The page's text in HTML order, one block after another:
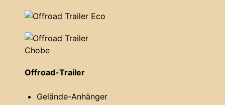
Offroad-Trailer
Gelände-Anhänger